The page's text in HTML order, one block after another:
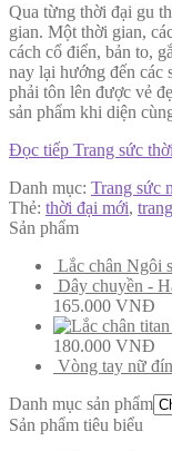
Qua từng thời đại gu
gian. Một thời gian,
cách cổ điển, bản to,
nay lại hướng đến các
phải tôn lên được vẻ
sản phẩm khi diện
Đọc tiếp Trang sức
Danh mục: Trang sức
Thẻ: thời đại mới,
Sản phẩm
Lắc chân Ngôi
Dây chuyền -
165.000 VNĐ
180.000 VNĐ
Vòng tay nữ
Danh mục sản phẩm
Sản phẩm tiêu biểu